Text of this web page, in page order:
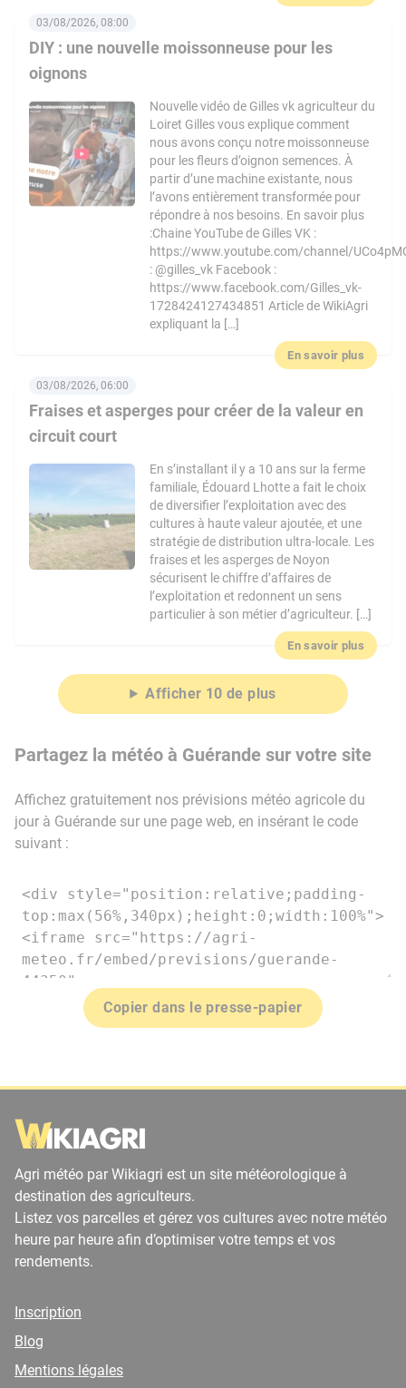
DIY : une nouvelle moissonneuse pour les
oignons
03/08/2026, 08:00
Nouvelle vidéo de Gilles vk agriculteur du
Loiret Gilles vous explique comment
nous avons conçu notre moissonneuse
pour les fleurs d’oignon semences. À
partir d’une machine existante, nous
l’avons entièrement transformée pour
répondre à nos besoins. En savoir plus
:Chaine YouTube de Gilles VK :
https://www.youtube.com/channel/
: @gilles_vk Facebook :
https://www.facebook.com/Gilles_vk-
1728424127434851 Article de WikiAgri
expliquant la […]
En savoir plus
Fraises et asperges pour créer de la valeur en
circuit court
03/08/2026, 06:00
En s’installant il y a 10 ans sur la ferme
familiale, Édouard Lhotte a fait le choix
de diversifier l’exploitation avec des
cultures à haute valeur ajoutée, et une
stratégie de distribution ultra-locale. Les
fraises et les asperges de Noyon
sécurisent le chiffre d’affaires de
l’exploitation et redonnent un sens
particulier à son métier d’agriculteur. […]
En savoir plus
Afficher 10 de plus
Partagez la météo à Guérande sur votre site
Affichez gratuitement nos prévisions météo agricole du
jour à Guérande sur une page web, en insérant le code
suivant :
Copier dans le presse-papier
Agri météo par Wikiagri est un site météorologique à
destination des agriculteurs.
Listez vos parcelles et gérez vos cultures avec notre météo
heure par heure afin d’optimiser votre temps et vos
rendements.
Inscription
Blog
Mentions légales